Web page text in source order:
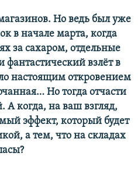
Но ведь был уже
в начале марта, когда
за сахаром, отдельные
взлёт в
настоящим откровением
Но тогда отчасти
А когда, на ваш взгляд,
эффект, который будет
а тем, что на складах